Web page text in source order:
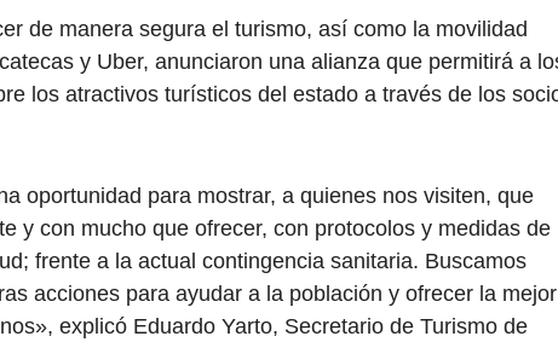
de manera segura el turismo, así como la movilidad
y Uber, anunciaron una alianza que permitirá a
los atractivos turísticos del estado a través de los
oportunidad para mostrar, a quienes nos visiten, que
y con mucho que ofrecer, con protocolos y medidas de
frente a la actual contingencia sanitaria. Buscamos
acciones para ayudar a la población y ofrecer la mejor
explicó Eduardo Yarto, Secretario de Turismo de